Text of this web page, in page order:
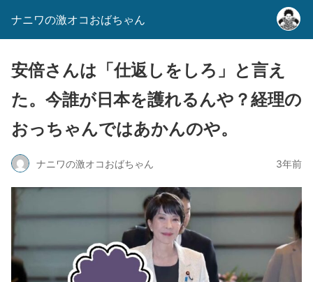
ナニワの激オコおばちゃん
安倍さんは「仕返しをしろ」と言え
た。今誰が日本を護れるんや？経理の
おっちゃんではあかんのや。
ナニワの激オコおばちゃん 3年前